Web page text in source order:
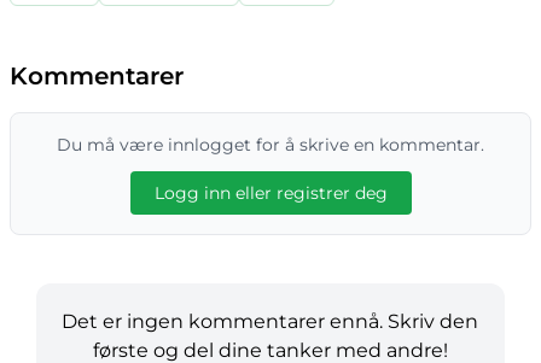
Kommentarer
Du må være innlogget for å skrive en kommentar.
Logg inn eller registrer deg
Det er ingen kommentarer ennå. Skriv den
første og del dine tanker med andre!